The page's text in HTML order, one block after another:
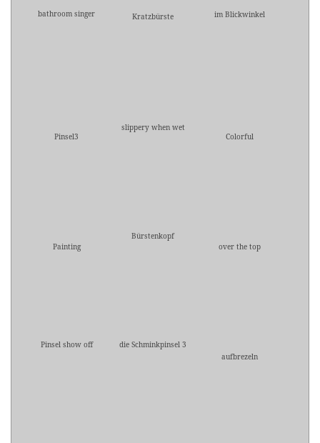
bathroom singer Kratzbürste im Blickwinkel
Pinsel3
slippery when wet
Colorful
Painting
Bürstenkopf
over the top
Pinsel show off
die Schminkpinsel 3
aufbrezeln